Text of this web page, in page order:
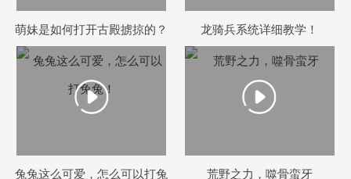
萌妹是如何打开古殿掳掠的？ 龙骑兵系统详细教学！
兔兔这么可爱，怎么可以打兔
荒野之力，噬骨蛮牙